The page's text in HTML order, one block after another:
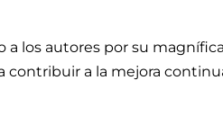
los autores por su
a la mejora